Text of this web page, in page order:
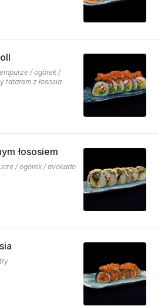
/ ogórek /
tatarem z łososia
łososiem
/ ogórek / avokado